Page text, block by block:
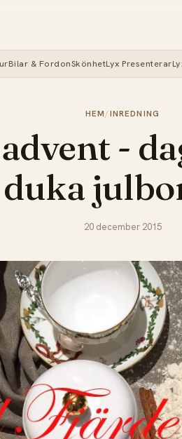
Bilar & FordonSkönhetLyx Presenterar
HEM/ INREDNING
-
duka
20 december 2015